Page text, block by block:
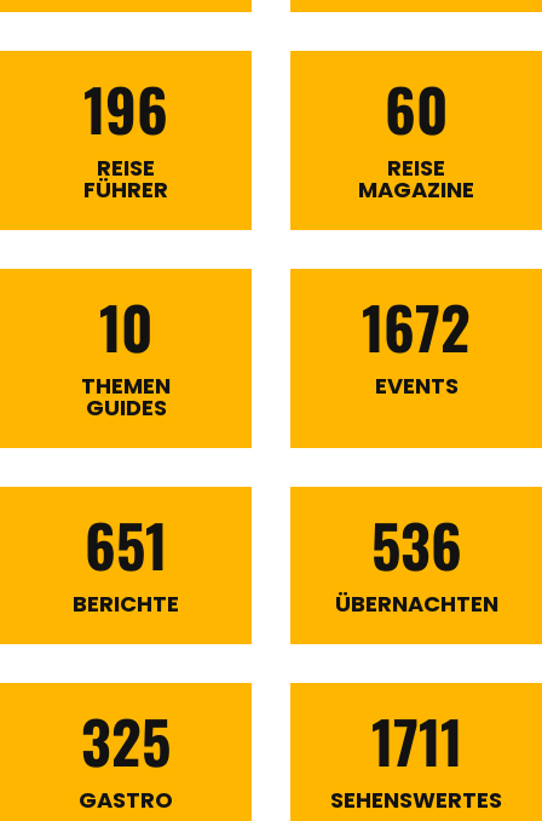
196
REISE
FÜHRER
60
REISE
MAGAZINE
10
THEMEN
GUIDES
1672
EVENTS
651
BERICHTE
536
ÜBERNACHTEN
325
GASTRO
1711
SEHENSWERTES